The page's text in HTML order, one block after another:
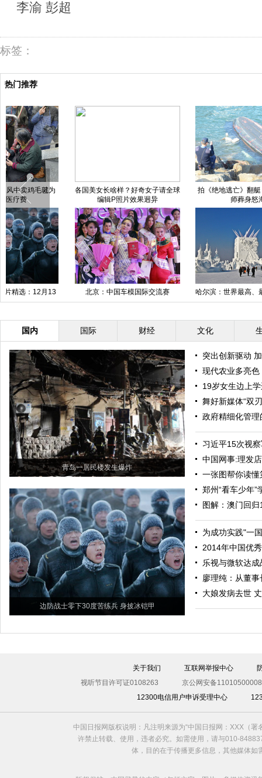
李渝 彭超
标签：
热门推荐
各国美女长啥样？好奇女子请全球
拍《绝地逃亡》翻艇 成家班摄影
北京：中国车模国际交流赛
哈尔滨：世界最高、最长、占地最
大的大型雪塑完工
国内 国际 财经 文化
青岛一居民楼发生爆炸
边防战士零下30度苦练兵 身披冰铠甲
突出创新驱动
现代农业多亮色
19岁女生边上
舞好新媒体“双
政府精细化管理
习近平15次视
中国网事:理发
一张图帮你读
郑州“看车少年”
图解：澳门回
为成功实践"一
2014年中国优
乐视与微软达
廖理纯：从董事
大娘发病去世
关于我们 互联网举报中心
视听节目许可证0108263
京公网安备
12300电信用户申诉受理中心
中国日报网版权说明：凡注明来源为“中国日报网：XXX（
许禁止转载、使用，违者必究。如需使用，请与010-
体，目的在于传播更多信息，其他媒体